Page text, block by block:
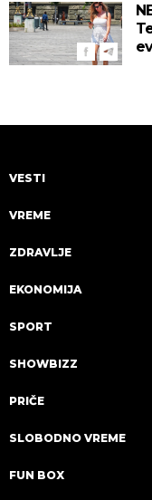
VESTI
VREME
ZDRAVLJE
EKONOMIJA
SPORT
SHOWBIZZ
PRIČE
SLOBODNO VREME
FUN BOX